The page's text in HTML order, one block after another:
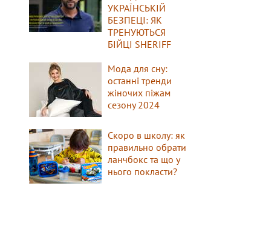
УКРАЇНСЬКІЙ
БЕЗПЕЦІ: ЯК
ТРЕНУЮТЬСЯ
БІЙЦІ SHERIFF
Мода для сну:
останні тренди
жіночих піжам
сезону 2024
Скоро в школу: як
правильно обрати
ланчбокс та що у
нього покласти?